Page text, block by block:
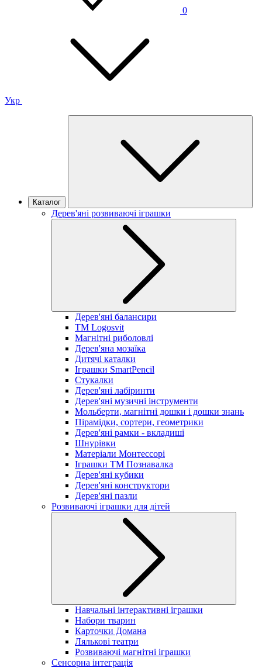
0
Укр
Каталог
Дерев'яні розвиваючі іграшки
Дерев'яні балансири
TM Logosvit
Магнітні риболовлі
Дерев'яна мозаїка
Дитячі каталки
Іграшки SmartPencil
Стукалки
Дерев'яні лабіринти
Дерев'яні музичні інструменти
Мольберти, магнітні дошки і дошки знань
Пірамідки, сортери, геометрики
Дерев'яні рамки - вкладиші
Шнурівки
Матеріали Монтессорі
Іграшки ТМ Познавалка
Дерев'яні кубики
Дерев'яні конструктори
Дерев'яні пазли
Розвиваючі іграшки для дітей
Навчальні інтерактивні іграшки
Набори тварин
Карточки Домана
Лялькові театри
Розвиваючі магнітні іграшки
Сенсорна інтеграція